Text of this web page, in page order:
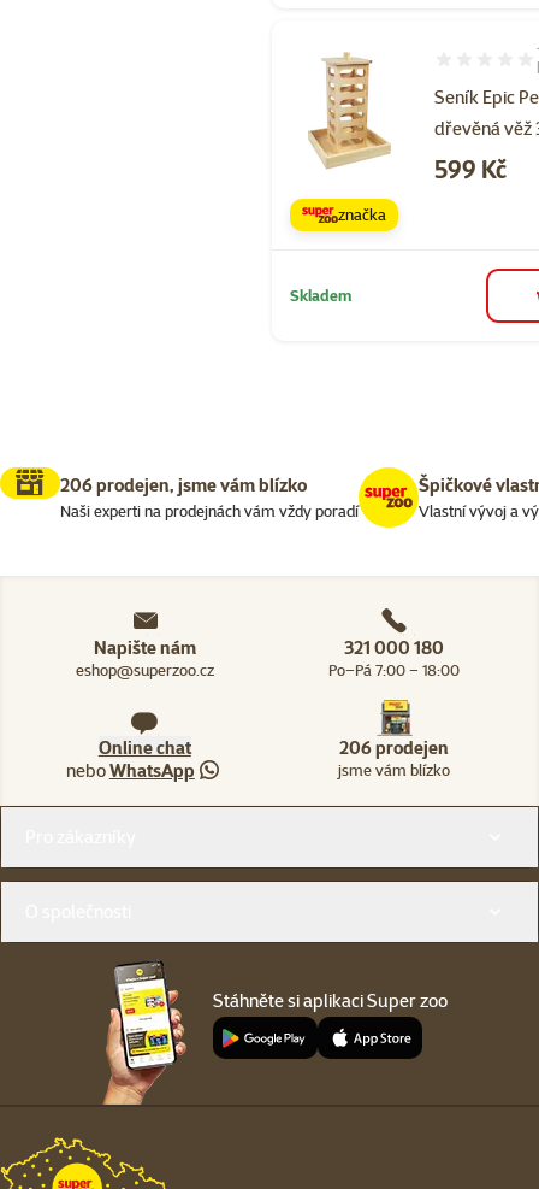
Seník Epic
dřevěná věž
Hodnocení
Cena
599 Kč
značka
Skladem
206 prodejen, jsme vám blízko
Naši experti na prodejnách vám vždy poradí
Špičkové
Vlastní vývoj a
Napište nám
eshop@superzoo.cz
321 000 180
Po–Pá 7:00 – 18:00
Online chat
neboWhatsApp
206 prodejen
jsme vám blízko
Stáhněte si aplikaci Super zoo